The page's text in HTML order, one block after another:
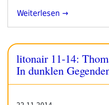
„litonair
Thomas
Ballhausen
–
Gegenden“
Weiterlesen
litonair 11-14:
In dunklen